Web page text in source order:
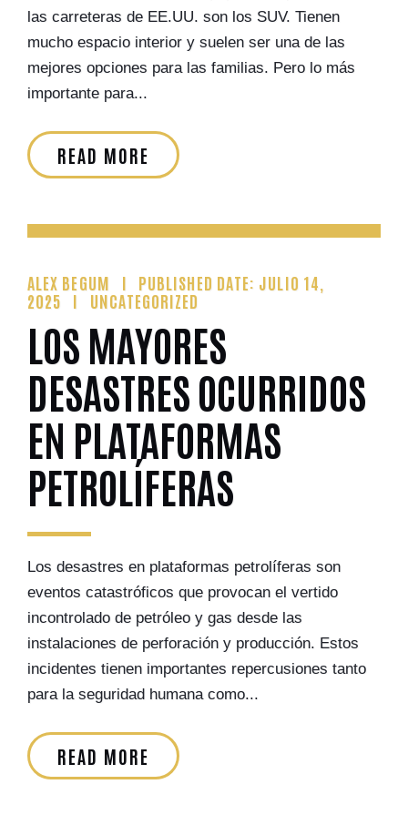
las carreteras de EE.UU. son los SUV. Tienen
mucho espacio interior y suelen ser una de las
mejores opciones para las familias. Pero lo más
importante para...
READ MORE
ALEX BEGUM
PUBLISHED DATE: JULIO 14,
2025
UNCATEGORIZED
LOS MAYORES
DESASTRES OCURRIDOS
EN PLATAFORMAS
PETROLÍFERAS
Los desastres en plataformas petrolíferas son
eventos catastróficos que provocan el vertido
incontrolado de petróleo y gas desde las
instalaciones de perforación y producción. Estos
incidentes tienen importantes repercusiones tanto
para la seguridad humana como...
READ MORE